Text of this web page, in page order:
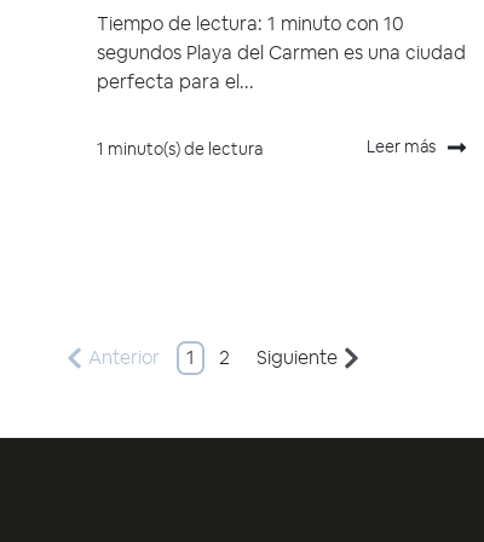
Tiempo de lectura: 1 minuto con 10
segundos Playa del Carmen es una ciudad
perfecta para el...
1 minuto(s) de lectura Leer más
Anterior 1 2 Siguiente